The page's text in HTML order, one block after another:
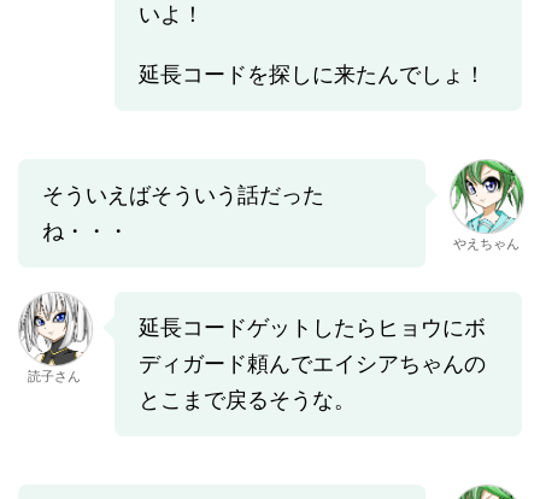
いよ！
延長コードを探しに来たんでしょ！
そういえばそういう話だった
ね・・・
やえちゃん
読子さん
延長コードゲットしたらヒョウにボ
ディガード頼んでエイシアちゃんの
とこまで戻るそうな。